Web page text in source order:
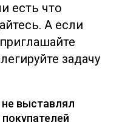
есть что
А если
задачу
не выставлял